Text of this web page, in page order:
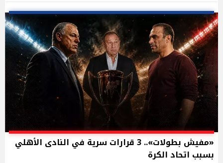
«مفيش بطولات».. 3 قرارات سرية في النادى الأهلي
بسبب اتحاد الكرة